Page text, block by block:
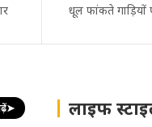
धूल फांकते गाड़ियों
➤ लाइफ